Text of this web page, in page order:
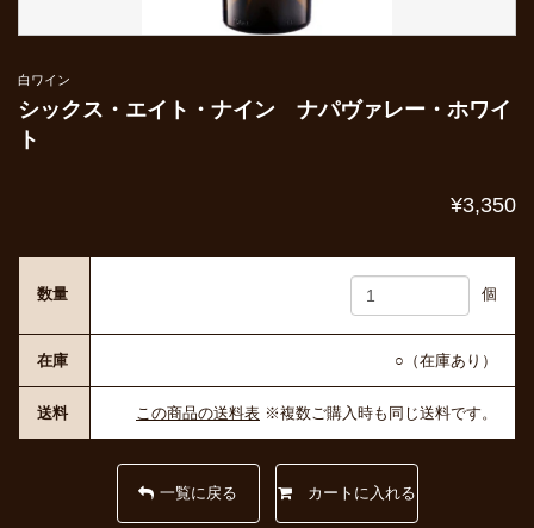
白ワイン
シックス・エイト・ナイン ナパヴァレー・ホワイ
ト
¥3,350
数量 個
在庫 ○（在庫あり）
送料 この商品の送料表 ※複数ご購入時も同じ送料です。
一覧に戻る